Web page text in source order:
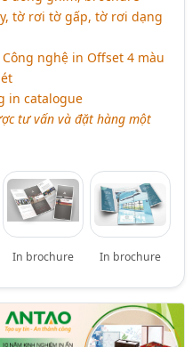
tờ rơi tờ gấp, tờ rơi dạng
nghệ in Offset 4 màu
in catalogue
tư vấn và đặt hàng một
In brochure In brochure